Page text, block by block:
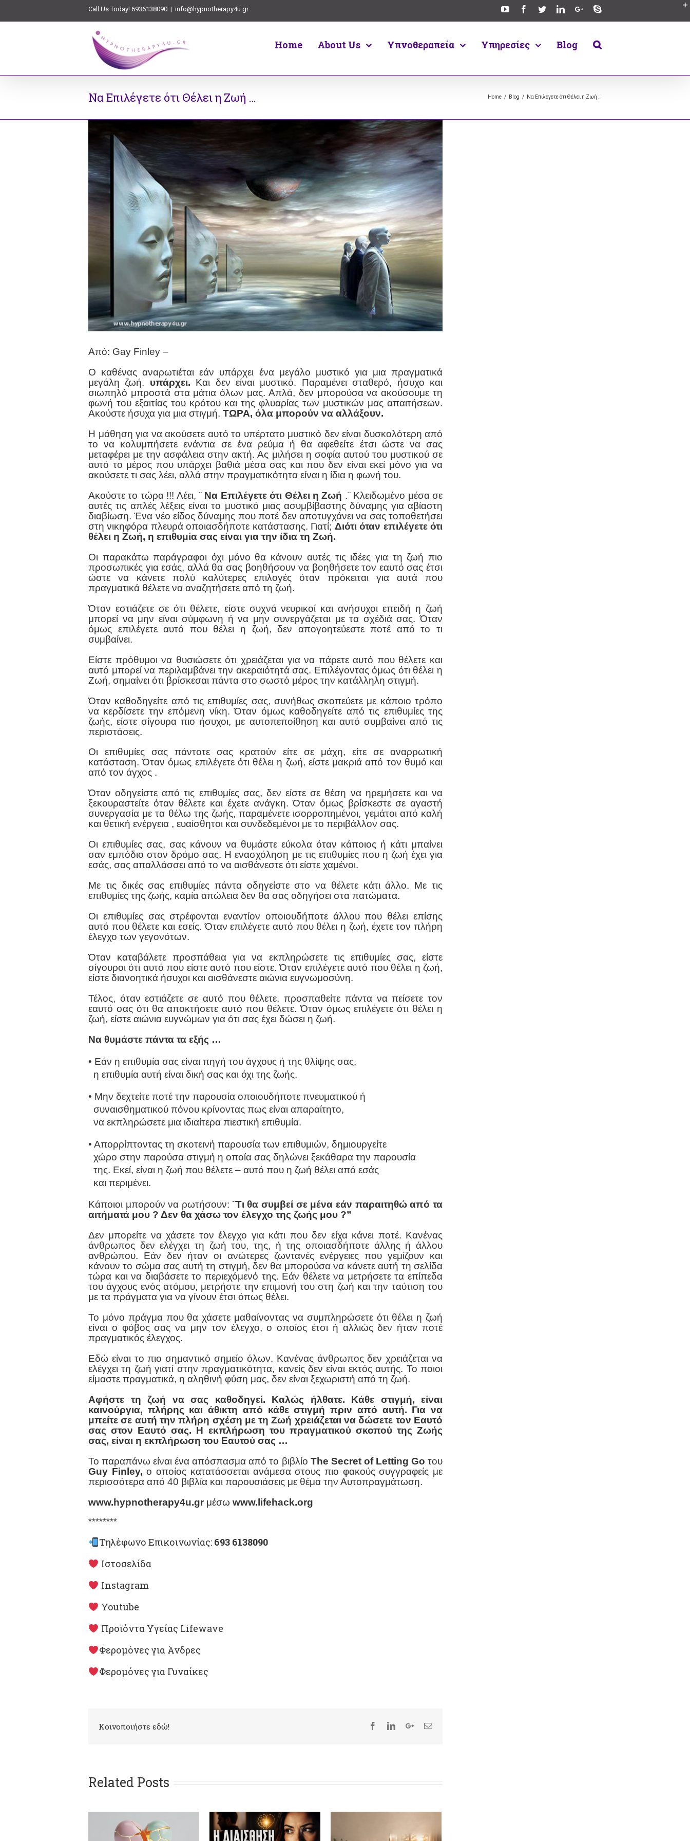
Call Us Today! 6936138090 | info@hypnotherapy4u.gr
Home About Us Υπνοθεραπεία Υπηρεσίες Blog
Να Επιλέγετε ότι Θέλει η Ζωή … Home / Blog / Να Επιλέγετε ότι Θέλει η Ζωή …
Από: Gay Finley –
Ο καθένας αναρωτιέται εάν υπάρχει ένα μεγάλο μυστικό για μια πραγματικά
μεγάλη ζωή. υπάρχει. Και δεν είναι μυστικό. Παραμένει σταθερό, ήσυχο και
σιωπηλό μπροστά στα μάτια όλων μας. Απλά, δεν μπορούσα να ακούσουμε τη
φωνή του εξαιτίας του κρότου και της φλυαρίας των μυστικών μας απαιτήσεων.
Ακούστε ήσυχα για μια στιγμή. ΤΩΡΑ, όλα μπορούν να αλλάξουν.
Η μάθηση για να ακούσετε αυτό το υπέρτατο μυστικό δεν είναι δυσκολότερη από
το να κολυμπήσετε ενάντια σε ένα ρεύμα ή θα αφεθείτε έτσι ώστε να σας
μεταφέρει με την ασφάλεια στην ακτή. Ας μιλήσει η σοφία αυτού του μυστικού σε
αυτό το μέρος που υπάρχει βαθιά μέσα σας και που δεν είναι εκεί μόνο για να
ακούσετε τι σας λέει, αλλά στην πραγματικότητα είναι η ίδια η φωνή του.
Ακούστε το τώρα !!! Λέει, ¨ Να Επιλέγετε ότι Θέλει η Ζωή .¨ Κλειδωμένο μέσα σε
αυτές τις απλές λέξεις είναι το μυστικό μιας ασυμβίβαστης δύναμης για αβίαστη
διαβίωση. Ένα νέο είδος δύναμης που ποτέ δεν αποτυγχάνει να σας τοποθετήσει
στη νικηφόρα πλευρά οποιασδήποτε κατάστασης. Γιατί; Διότι όταν επιλέγετε ότι
θέλει η Ζωή, η επιθυμία σας είναι για την ίδια τη Ζωή.
Οι παρακάτω παράγραφοι όχι μόνο θα κάνουν αυτές τις ιδέες για τη ζωή πιο
προσωπικές για εσάς, αλλά θα σας βοηθήσουν να βοηθήσετε τον εαυτό σας έτσι
ώστε να κάνετε πολύ καλύτερες επιλογές όταν πρόκειται για αυτά που
πραγματικά θέλετε να αναζητήσετε από τη ζωή.
Όταν εστιάζετε σε ότι θέλετε, είστε συχνά νευρικοί και ανήσυχοι επειδή η ζωή
μπορεί να μην είναι σύμφωνη ή να μην συνεργάζεται με τα σχέδιά σας. Όταν
όμως επιλέγετε αυτό που θέλει η ζωή, δεν απογοητεύεστε ποτέ από το τι
συμβαίνει.
Είστε πρόθυμοι να θυσιώσετε ότι χρειάζεται για να πάρετε αυτό που θέλετε και
αυτό μπορεί να περιλαμβάνει την ακεραιότητά σας. Επιλέγοντας όμως ότι θέλει η
Ζωή, σημαίνει ότι βρίσκεσαι πάντα στο σωστό μέρος την κατάλληλη στιγμή.
Όταν καθοδηγείτε από τις επιθυμίες σας, συνήθως σκοπεύετε με κάποιο τρόπο
να κερδίσετε την επόμενη νίκη. Όταν όμως καθοδηγείτε από τις επιθυμίες της
ζωής, είστε σίγουρα πιο ήσυχοι, με αυτοπεποίθηση και αυτό συμβαίνει από τις
περιστάσεις.
Οι επιθυμίες σας πάντοτε σας κρατούν είτε σε μάχη, είτε σε αναρρωτική
κατάσταση. Όταν όμως επιλέγετε ότι θέλει η ζωή, είστε μακριά από τον θυμό και
από τον άγχος .
Όταν οδηγείστε από τις επιθυμίες σας, δεν είστε σε θέση να ηρεμήσετε και να
ξεκουραστείτε όταν θέλετε και έχετε ανάγκη. Όταν όμως βρίσκεστε σε αγαστή
συνεργασία με τα θέλω της ζωής, παραμένετε ισορροπημένοι, γεμάτοι από καλή
και θετική ενέργεια , ευαίσθητοι και συνδεδεμένοι με το περιβάλλον σας.
Οι επιθυμίες σας, σας κάνουν να θυμάστε εύκολα όταν κάποιος ή κάτι μπαίνει
σαν εμπόδιο στον δρόμο σας. Η ενασχόληση με τις επιθυμίες που η ζωή έχει για
εσάς, σας απαλλάσσει από το να αισθάνεστε ότι είστε χαμένοι.
Με τις δικές σας επιθυμίες πάντα οδηγείστε στο να θέλετε κάτι άλλο. Με τις
επιθυμίες της ζωής, καμία απώλεια δεν θα σας οδηγήσει στα πατώματα.
Οι επιθυμίες σας στρέφονται εναντίον οποιουδήποτε άλλου που θέλει επίσης
αυτό που θέλετε και εσείς. Όταν επιλέγετε αυτό που θέλει η ζωή, έχετε τον πλήρη
έλεγχο των γεγονότων.
Όταν καταβάλετε προσπάθεια για να εκπληρώσετε τις επιθυμίες σας, είστε
σίγουροι ότι αυτό που είστε αυτό που είστε. Όταν επιλέγετε αυτό που θέλει η ζωή,
είστε διανοητικά ήσυχοι και αισθάνεστε αιώνια ευγνωμοσύνη.
Τέλος, όταν εστιάζετε σε αυτό που θέλετε, προσπαθείτε πάντα να πείσετε τον
εαυτό σας ότι θα αποκτήσετε αυτό που θέλετε. Όταν όμως επιλέγετε ότι θέλει η
ζωή, είστε αιώνια ευγνώμων για ότι σας έχει δώσει η ζωή.
Να θυμάστε πάντα τα εξής …
• Εάν η επιθυμία σας είναι πηγή του άγχους ή της θλίψης σας,
η επιθυμία αυτή είναι δική σας και όχι της ζωής.
• Μην δεχτείτε ποτέ την παρουσία οποιουδήποτε πνευματικού ή
συναισθηματικού πόνου κρίνοντας πως είναι απαραίτητο,
να εκπληρώσετε μια ιδιαίτερα πιεστική επιθυμία.
• Απορρίπτοντας τη σκοτεινή παρουσία των επιθυμιών, δημιουργείτε
χώρο στην παρούσα στιγμή η οποία σας δηλώνει ξεκάθαρα την παρουσία
της. Εκεί, είναι η ζωή που θέλετε – αυτό που η ζωή θέλει από εσάς
και περιμένει.
Κάποιοι μπορούν να ρωτήσουν: ¨Τι θα συμβεί σε μένα εάν παραιτηθώ από τα
αιτήματά μου ? Δεν θα χάσω τον έλεγχο της ζωής μου ?”
Δεν μπορείτε να χάσετε τον έλεγχο για κάτι που δεν είχα κάνει ποτέ. Κανένας
άνθρωπος δεν ελέγχει τη ζωή του, της, ή της οποιασδήποτε άλλης ή άλλου
ανθρώπου. Εάν δεν ήταν οι ανώτερες ζωντανές ενέργειες που γεμίζουν και
κάνουν το σώμα σας αυτή τη στιγμή, δεν θα μπορούσα να κάνετε αυτή τη σελίδα
τώρα και να διαβάσετε το περιεχόμενό της. Εάν θέλετε να μετρήσετε τα επίπεδα
τουάγχους ενός ατόμου, μετρήστε την επιμονή του στη ζωή και την ταύτιση του
με τα πράγματα για να γίνουν έτσι όπως θέλει.
Το μόνο πράγμα που θα χάσετε μαθαίνοντας να συμπληρώσετε ότι θέλει η ζωή
είναι ο φόβος σας να μην τον έλεγχο, ο οποίος έτσι ή αλλιώς δεν ήταν ποτέ
πραγματικός έλεγχος.
Εδώ είναι το πιο σημαντικό σημείο όλων. Κανένας άνθρωπος δεν χρειάζεται να
ελέγχει τη ζωή γιατί στην πραγματικότητα, κανείς δεν είναι εκτός αυτής. Το ποιοι
είμαστε πραγματικά, η αληθινή φύση μας, δεν είναι ξεχωριστή από τη ζωή.
Αφήστε τη ζωή να σας καθοδηγεί. Καλώς ήλθατε. Κάθε στιγμή, είναι
καινούργια, πλήρης και άθικτη από κάθε στιγμή πριν από αυτή. Για να
μπείτε σε αυτή την πλήρη σχέση με τη Ζωή χρειάζεται να δώσετε τον Εαυτό
σας στον Εαυτό σας. Η εκπλήρωση του πραγματικού σκοπού της Ζωής
σας, είναι η εκπλήρωση του Εαυτού σας …
Το παραπάνω είναι ένα απόσπασμα από το βιβλίο The Secret of Letting Go του
Guy Finley, ο οποίος κατατάσσεται ανάμεσα στους πιο φακούς συγγραφείς με
περισσότερα από 40 βιβλία και παρουσιάσεις με θέμα την Αυτοπραγμάτωση.
www.hypnotherapy4u.gr μέσω www.lifehack.org
********
Τηλέφωνο Επικοινωνίας: 693 6138090
Ιστοσελίδα
Instagram
Youtube
Προϊόντα Υγείας Lifewave
Φερομόνες για Άνδρες
Φερομόνες για Γυναίκες
Kοινοποιήστε εδώ!
Related Posts